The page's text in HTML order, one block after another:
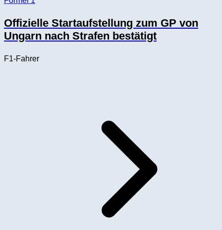
Offizielle Startaufstellung zum GP von
Ungarn nach Strafen bestätigt
F1-Fahrer